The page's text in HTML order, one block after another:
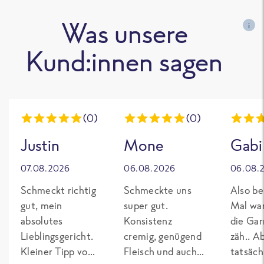
Was unsere
Kund:innen sagen
i
(0)
Justin
07.08.2026
Schmeckt richtig
gut, mein
absolutes
Lieblingsgericht.
Kleiner Tipp von
(0)
Mone
06.08.2026
Schmeckte uns
super gut.
Konsistenz
cremig, genügend
Fleisch und auch
Gabi
Also
Mal
die
zäh..